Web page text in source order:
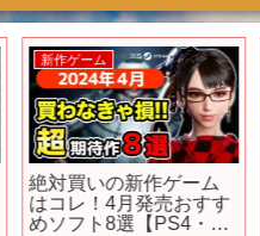
新作アニメ
【最新】２０２５年夏
の異世界系アニメ３
選！#anime